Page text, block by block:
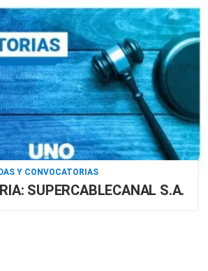
Y CONVOCATORIAS
SUPERCABLECANAL S.A.